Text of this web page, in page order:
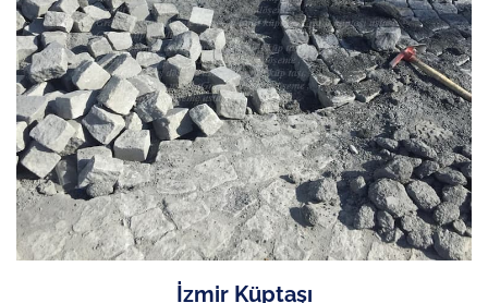
İzmir Küptaşı